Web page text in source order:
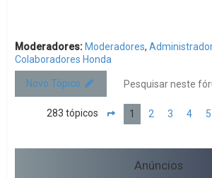
Moderadores: Moderadores,
Colaboradores Honda
Novo Tópico
283 tópicos Página1 de15
1 2 3 4 5
Anúncios